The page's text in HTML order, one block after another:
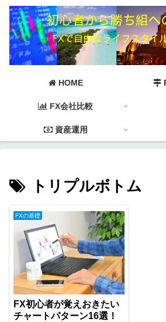
HOME
FX会社比較
資産運用
トリプルボトム
FXの基礎
FX初心者が覚えおきたい
チャートパターン16選！